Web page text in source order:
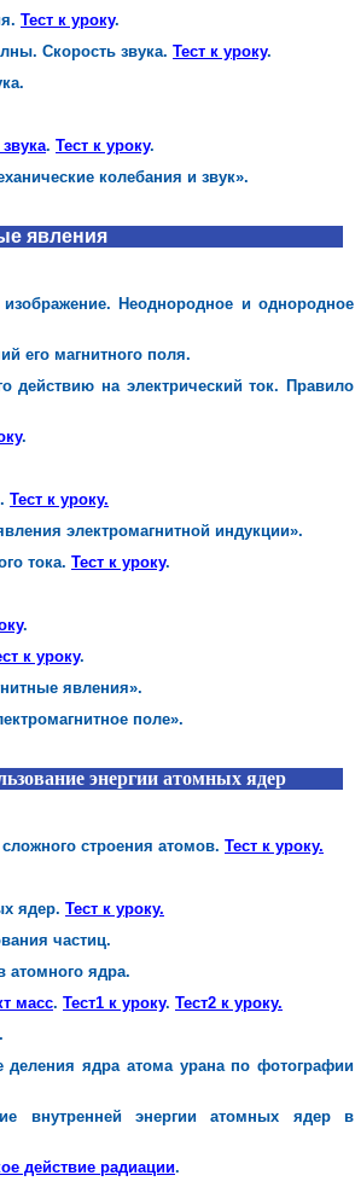
Тест к уроку.
Скорость звука. Тест к уроку.
. Тест к уроку.
колебания и звук».
явления
Неоднородное и однородное
его магнитного поля.
действию на электрический ток. Правило
.
Тест к уроку.
электромагнитной индукции».
тока. Тест к уроку.
.
к уроку.
явления».
поле».
энергии атомных ядер
строения атомов. Тест к уроку.
ядер. Тест к уроку.
частиц.
атомного ядра.
масс. Тест1 к уроку. Тест2 к уроку.
ядра атома урана по фотографии
внутренней энергии атомных ядер в
действие радиации.